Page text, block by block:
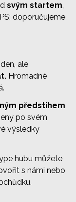
svým startem,
doporučujeme
ale
Hromadné
předstihem
po svém
výsledky
hubu můžete
s námi nebo